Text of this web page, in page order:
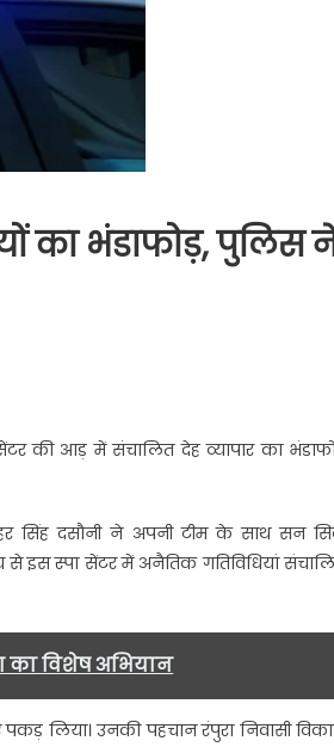
का भंडाफोड़, पुलिस
की आड़ में संचालित देह व्यापार का
सिंह दसौनी ने अपनी टीम के साथ सन
इस स्पा सेंटर में अनैतिक गतिविधियां
का विशेष अभियान
लिया। उनकी पहचान रंपुरा निवासी